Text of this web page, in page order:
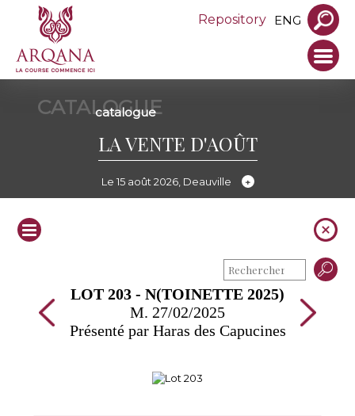
Repository ENG
CATALOGUE
catalogue
LA VENTE D'AOÛT
Le 15 août 2026, Deauville
LOT 203 - N(TOINETTE 2025)
M. 27/02/2025
Présenté par Haras des Capucines